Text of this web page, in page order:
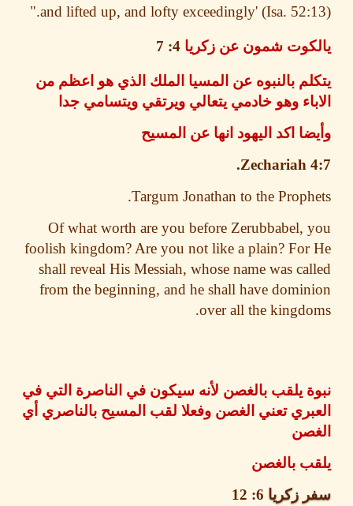
and lifted up, and lofty exceedingly' (Isa.
شمون عن زكريا4: 7
بالنبوه عن المسيا الملك الذي هو اعظم من
وهو خادمي يتعالي ويرتقي ويتسامي جدا
اكد اليهود انها عن المسيح
Zechariah
Targum Jonathan to the
Of what worth are you before Zerubbabel,
foolish kingdom? Are you not like a plain?
shall reveal His Messiah, whose name was
from the beginning, and he shall have
over all the
يلقب بالغصن لأنه سيكون في الناصرة التي في
تعني الغصن وفعلا لقب المسيح بالناصري أي
بالغصن
زكريا